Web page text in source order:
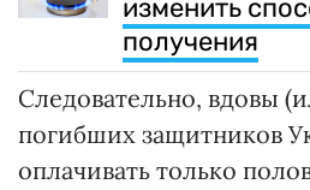
изменить
получения
Следовательно, вдовы
погибших защитников
оплачивать только